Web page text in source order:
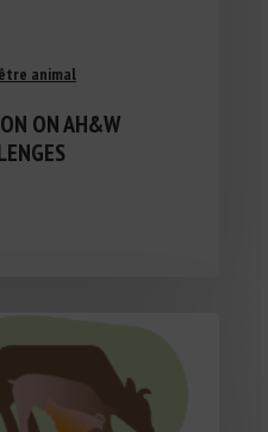
animal
ON AH&W